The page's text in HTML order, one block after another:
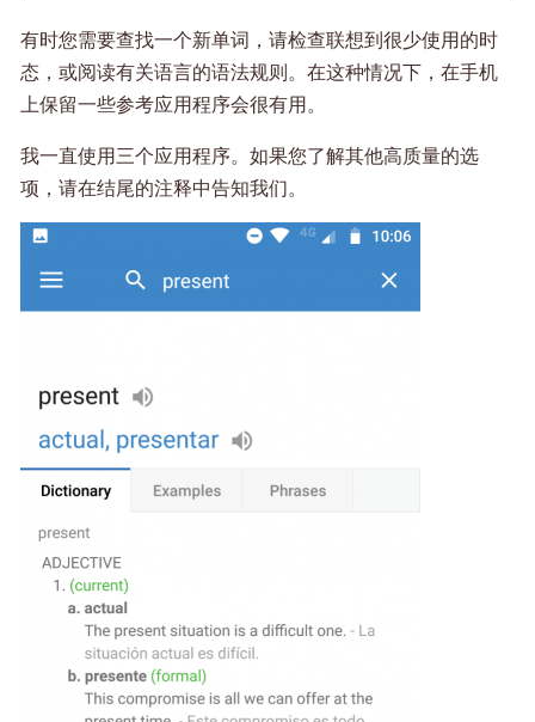
有时您需要查找一个新单词，请检查联想到很少使用的时
态，或阅读有关语言的语法规则。在这种情况下，在手机
上保留一些参考应用程序会很有用。
我一直使用三个应用程序。如果您了解其他高质量的选
项，请在结尾的注释中告知我们。